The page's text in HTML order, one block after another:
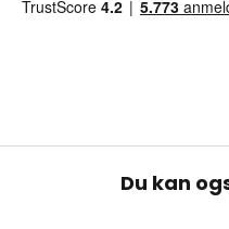
Du kan